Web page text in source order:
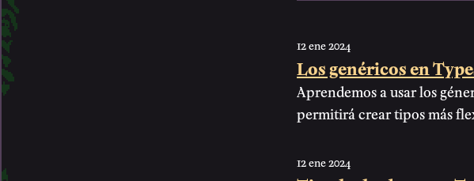
12 ene 2024
Los genéricos en
Aprendemos a usar los
permitirá crear tipos más
12 ene 2024